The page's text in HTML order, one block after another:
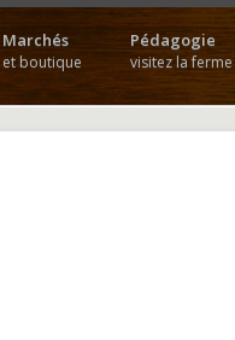
Marchés
et boutique
Pédagogie
visitez la ferme